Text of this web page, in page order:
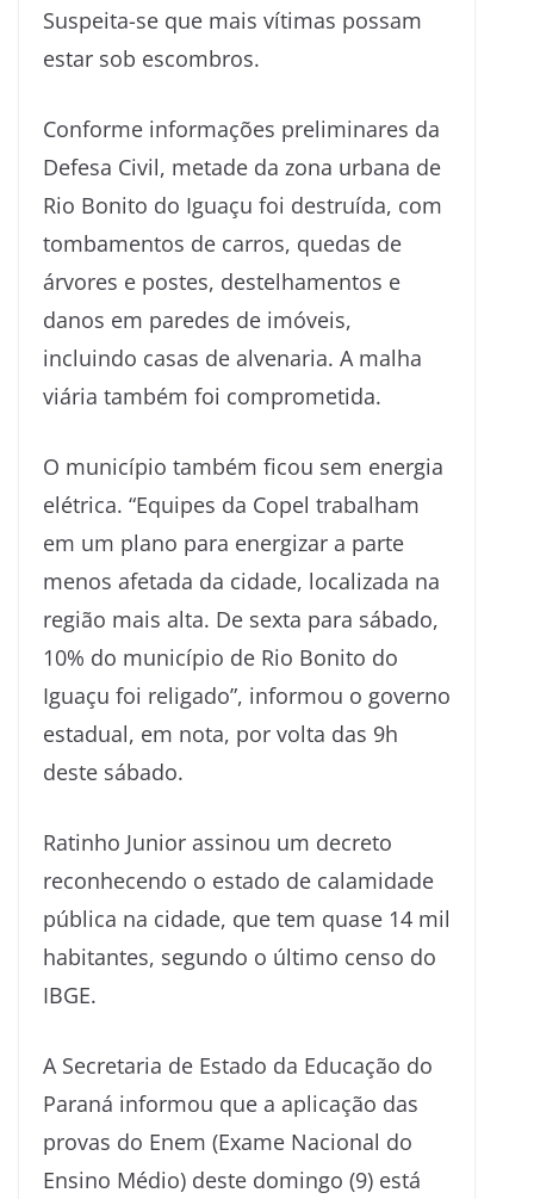
Suspeita-se que mais vítimas possam
estar sob escombros.
Conforme informações preliminares da
Defesa Civil, metade da zona urbana de
Rio Bonito do Iguaçu foi destruída, com
tombamentos de carros, quedas de
árvores e postes, destelhamentos e
danos em paredes de imóveis,
incluindo casas de alvenaria. A malha
viária também foi comprometida.
O município também ficou sem energia
elétrica. “Equipes da Copel trabalham
em um plano para energizar a parte
menos afetada da cidade, localizada na
região mais alta. De sexta para sábado,
10% do município de Rio Bonito do
Iguaçu foi religado”, informou o governo
estadual, em nota, por volta das 9h
deste sábado.
Ratinho Junior assinou um decreto
reconhecendo o estado de calamidade
pública na cidade, que tem quase 14 mil
habitantes, segundo o último censo do
IBGE.
A Secretaria de Estado da Educação do
Paraná informou que a aplicação das
provas do Enem (Exame Nacional do
Ensino Médio) deste domingo (9) está